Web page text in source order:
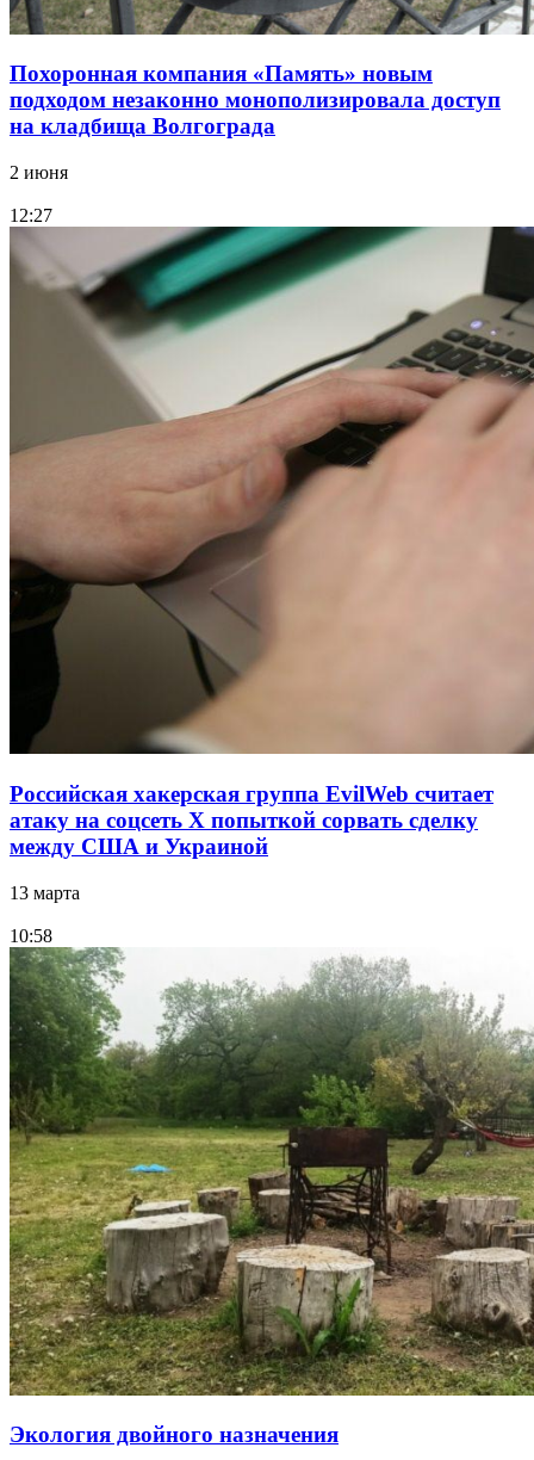
Похоронная компания «Память» новым
подходом незаконно монополизировала доступ
на кладбища Волгограда
2 июня
12:27
Российская хакерская группа EvilWeb считает
атаку на соцсеть Х попыткой сорвать сделку
между США и Украиной
13 марта
10:58
Экология двойного назначения